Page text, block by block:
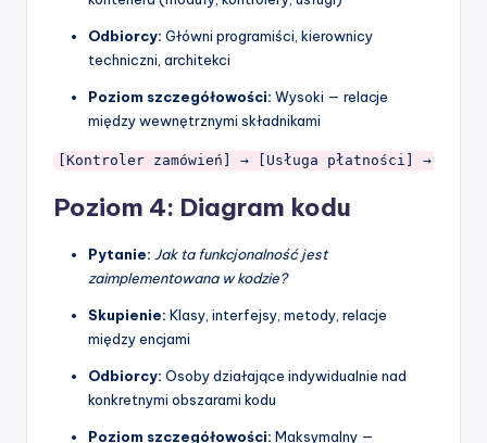
Odbiorcy: Główni programiści, kierownicy
techniczni, architekci
Poziom szczegółowości: Wysoki — relacje
między wewnętrznymi składnikami
[Kontroler zamówień] → [Usługa płatności] →
Poziom 4: Diagram kodu
Pytanie: Jak ta funkcjonalność jest
zaimplementowana w kodzie?
Skupienie: Klasy, interfejsy, metody, relacje
między encjami
Odbiorcy: Osoby działające indywidualnie nad
konkretnymi obszarami kodu
Poziom szczegółowości: Maksymalny —